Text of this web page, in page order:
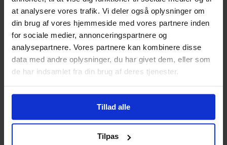
at analysere vores trafik. Vi deler også oplysninger om
din brug af vores hjemmeside med vores partnere inden
for sociale medier, annonceringspartnere og
analysepartnere. Vores partnere kan kombinere disse
data med andre oplysninger, du har givet dem, eller som
de har indsamlet fra din brug af deres tjenester.
Tillad alle
Tilpas
dagens tilbud ud over alacarte.
Vi glæder os til at se dig!
De bedste sejlerhilsner
Bestyrelsen